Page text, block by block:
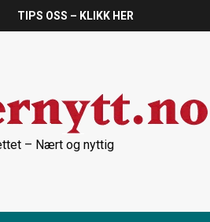
TIPS OSS – KLIKK HER
– Nært og nyttig